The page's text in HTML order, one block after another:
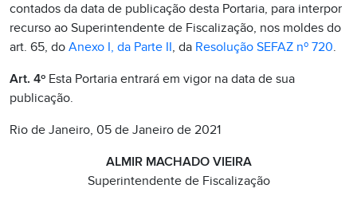
contados da data de publicação desta Portaria, para interpor
recurso ao Superintendente de Fiscalização, nos moldes do
art. 65, do Anexo I, da Parte II, da Resolução SEFAZ nº 720.
Art. 4º Esta Portaria entrará em vigor na data de sua
publicação.
Rio de Janeiro, 05 de Janeiro de 2021
ALMIR MACHADO VIEIRA
Superintendente de Fiscalização